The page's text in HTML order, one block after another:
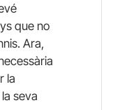
que no
Ara,
la
seva